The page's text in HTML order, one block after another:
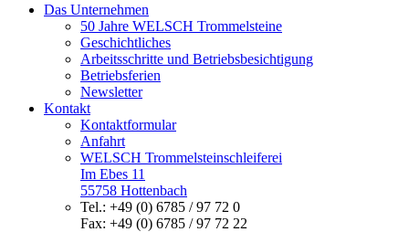
Das Unternehmen
50 Jahre WELSCH Trommelsteine
Geschichtliches
Arbeitsschritte und Betriebsbesichtigung
Betriebsferien
Newsletter
Kontakt
Kontaktformular
Anfahrt
WELSCH Trommelsteinschleiferei
Im Ebes 11
55758 Hottenbach
Tel.: +49 (0) 6785 / 97 72 0
Fax: +49 (0) 6785 / 97 72 22